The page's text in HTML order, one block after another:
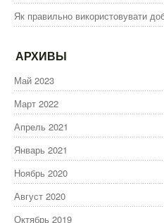
Як правильно використовувати
АРХИВЫ
Май 2023
Март 2022
Апрель 2021
Январь 2021
Ноябрь 2020
Август 2020
Октябрь 2019